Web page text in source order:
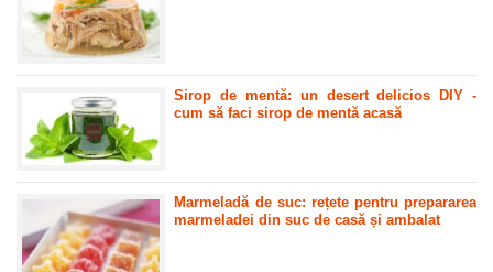
Sirop de mentă: un desert delicios DIY -
cum să faci sirop de mentă acasă
Marmeladă de suc: rețete pentru prepararea
marmeladei din suc de casă și ambalat